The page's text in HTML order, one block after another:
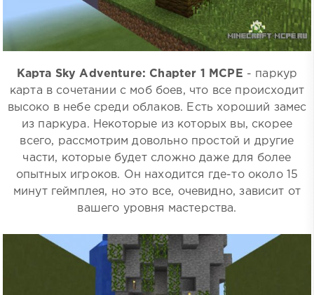
Карта Sky Adventure: Chapter 1 MCPE - паркур
карта в сочетании с моб боев, что все происходит
высоко в небе среди облаков. Есть хороший замес
из паркура. Некоторые из которых вы, скорее
всего, рассмотрим довольно простой и другие
части, которые будет сложно даже для более
опытных игроков. Он находится где-то около 15
минут геймплея, но это все, очевидно, зависит от
вашего уровня мастерства.